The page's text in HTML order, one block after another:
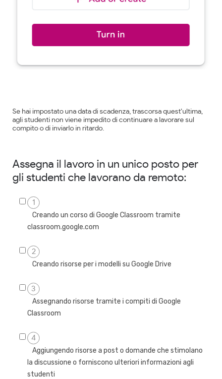
Se hai impostato una data di scadenza, trascorsa quest'ultima,
agli studenti non viene impedito di continuare a lavorare sul
compito o di inviarlo in ritardo.
Assegna il lavoro in un unico posto per
gli studenti che lavorano da remoto:
1
Creando un corso di Google Classroom tramite
classroom.google.com
2
Creando risorse per i modelli su Google Drive
3
Assegnando risorse tramite i compiti di Google
Classroom
4
Aggiungendo risorse a post o domande che stimolano
la discussione o forniscono ulteriori informazioni agli
studenti